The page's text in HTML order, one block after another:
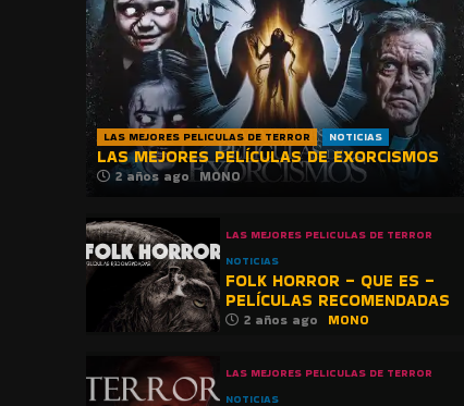
LAS MEJORES PELICULAS DE TERROR NOTICIAS
LAS MEJORES PELÍCULAS DE EXORCISMOS
2 años ago MONO
LAS MEJORES PELICULAS DE TERROR
NOTICIAS
FOLK HORROR – QUE ES –
PELÍCULAS RECOMENDADAS
2 años ago MONO
LAS MEJORES PELICULAS DE TERROR
NOTICIAS